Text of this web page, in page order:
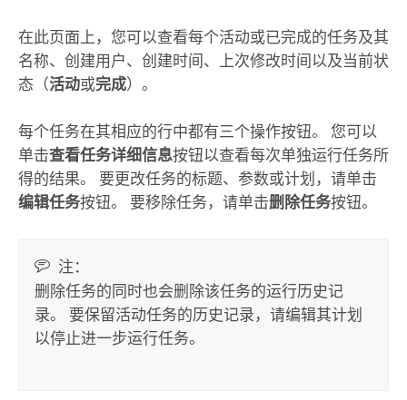
在此页面上，您可以查看每个活动或已完成的任务及其
名称、创建用户、创建时间、上次修改时间以及当前状
态（活动或完成）。
每个任务在其相应的行中都有三个操作按钮。 您可以
单击查看任务详细信息按钮以查看每次单独运行任务所
得的结果。 要更改任务的标题、参数或计划，请单击
编辑任务按钮。 要移除任务，请单击删除任务按钮。
注：
删除任务的同时也会删除该任务的运行历史记
录。 要保留活动任务的历史记录，请编辑其计划
以停止进一步运行任务。